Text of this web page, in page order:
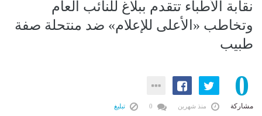
نقابة الأطباء تتقدم ببلاغ للنائب العام
وتخاطب «الأعلى للإعلام» ضد منتحلة صفة
طبيب
0
مشاركة منذ شهرين تبليغ